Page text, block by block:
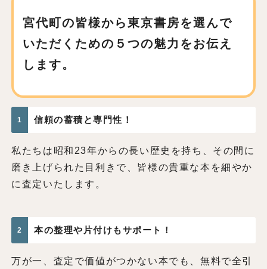
宮代町の皆様から東京書房を選んで
いただくための ５つの魅力をお伝え
します。
1 信頼の蓄積と専門性！
私たちは昭和23年からの長い歴史を持ち、その間に
磨き上げられた目利きで、皆様の貴重な本を細やか
に査定いたします。
2 本の整理や片付けもサポート！
万が一、査定で価値がつかない本でも、無料で全引